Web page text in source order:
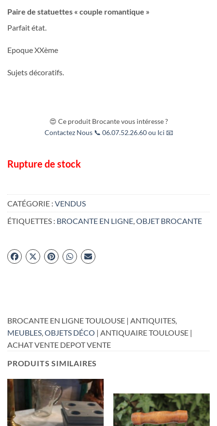
Paire de statuettes « couple romantique »
Parfait état.
Epoque XXème
Sujets décoratifs.
😍 Ce produit Brocante vous intéresse ?
Contactez Nous 📞 06.07.52.26.60 ou Ici 📧
Rupture de stock
CATÉGORIE : VENDUS
ÉTIQUETTES : BROCANTE EN LIGNE OBJET BROCANTE
BROCANTE EN LIGNE TOULOUSE | ANTIQUITES,
MEUBLES,OBJETS DÉCO | ANTIQUAIRE TOULOUSE |
ACHAT VENTE DEPOT VENTE
PRODUITS SIMILAIRES